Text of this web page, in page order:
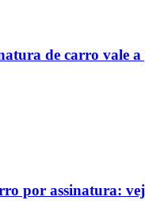
de carro vale a
por assinatura: